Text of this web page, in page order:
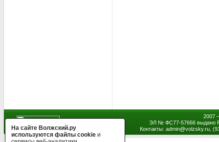
2007
ЭЛ № ФС77-57666 выдано
Контакты: admin@volzsky.ru,
На сайте Волжский.ру
используются файлы cookie и